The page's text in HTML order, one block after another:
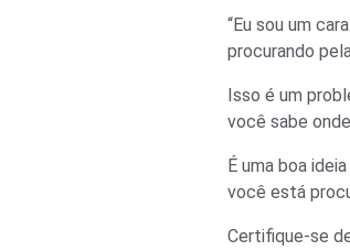
“Eu sou um
procurando
Isso é um
você sabe
É uma boa
você está
Certifique-se